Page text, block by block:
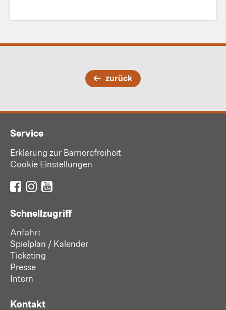
zurück
Service
Erklärung zur Barrierefreiheit
Cookie Einstellungen
Schnellzugriff
Anfahrt
Spielplan / Kalender
Ticketing
Presse
Intern
Kontakt